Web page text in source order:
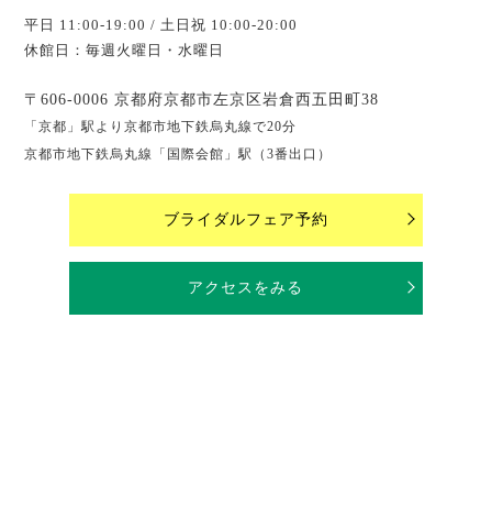
平日 11:00-19:00 / 土日祝 10:00-20:00
休館日：毎週火曜日・水曜日
〒606-0006 京都府京都市左京区岩倉西五田町38
「京都」駅より京都市地下鉄烏丸線で20分
京都市地下鉄烏丸線「国際会館」駅（3番出口）
ブライダルフェア予約
アクセスをみる